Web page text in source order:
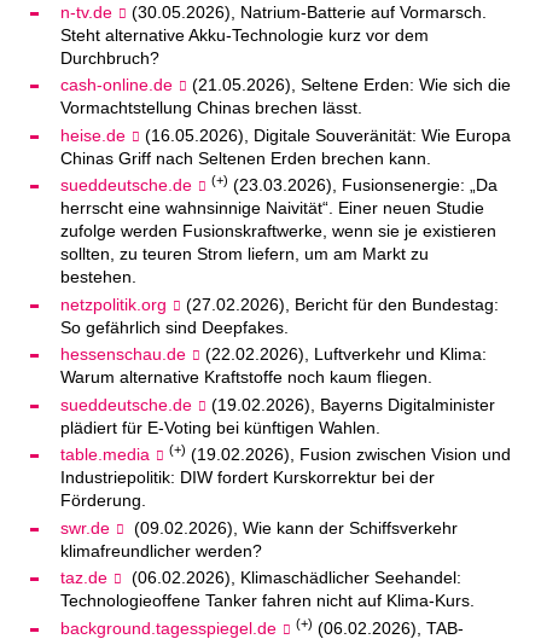
n-tv.de
(30.05.2026), Natrium-Batterie auf Vormarsch.
Steht alternative Akku-Technologie kurz vor dem
Durchbruch?
cash-online.de
(21.05.2026), Seltene Erden: Wie sich die
Vormachtstellung Chinas brechen lässt.
heise.de
(16.05.2026), Digitale Souveränität: Wie Europa
Chinas Griff nach Seltenen Erden brechen kann.
sueddeutsche.de
(+) (23.03.2026), Fusionsenergie: „Da
herrscht eine wahnsinnige Naivität“. Einer neuen Studie
zufolge werden Fusionskraftwerke, wenn sie je existieren
sollten, zu teuren Strom liefern, um am Markt zu
bestehen.
netzpolitik.org
(27.02.2026), Bericht für den Bundestag:
So gefährlich sind Deepfakes.
hessenschau.de
(22.02.2026), Luftverkehr und Klima:
Warum alternative Kraftstoffe noch kaum fliegen.
sueddeutsche.de
(19.02.2026), Bayerns Digitalminister
plädiert für E-Voting bei künftigen Wahlen.
table.media
(+) (19.02.2026), Fusion zwischen Vision und
Industriepolitik: DIW fordert Kurskorrektur bei der
Förderung.
swr.de
(09.02.2026), Wie kann der Schiffsverkehr
klimafreundlicher werden?
taz.de
(06.02.2026), Klimaschädlicher Seehandel:
Technologieoffene Tanker fahren nicht auf Klima-Kurs.
background.tagesspiegel.de
(+) (06.02.2026), TAB-